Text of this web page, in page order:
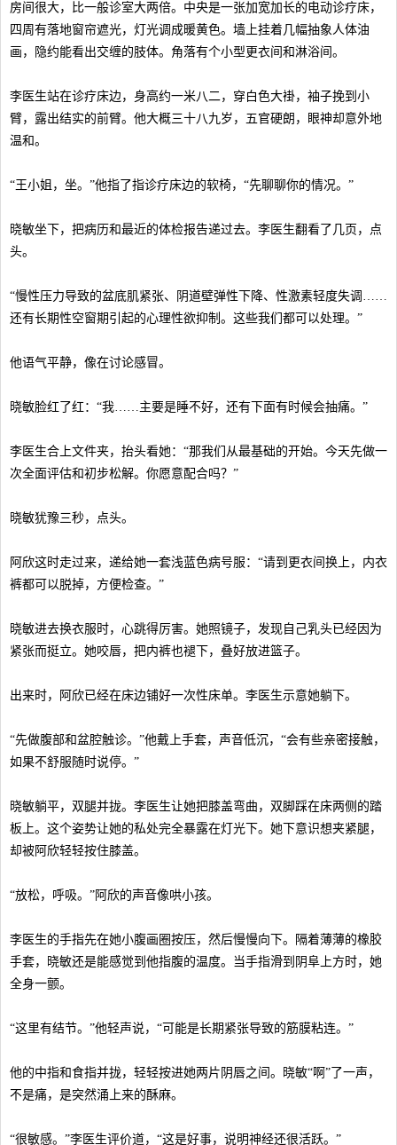
房间很大，比一般诊室大两倍。中央是一张加宽加长的电动诊疗床，
四周有落地窗帘遮光，灯光调成暖黄色。墙上挂着几幅抽象人体油
画，隐约能看出交缠的肢体。角落有个小型更衣间和淋浴间。
李医生站在诊疗床边，身高约一米八二，穿白色大褂，袖子挽到小
臂，露出结实的前臂。他大概三十八九岁，五官硬朗，眼神却意外地
温和。
“王小姐，坐。”他指了指诊疗床边的软椅，“先聊聊你的情况。”
晓敏坐下，把病历和最近的体检报告递过去。李医生翻看了几页，点
头。
“慢性压力导致的盆底肌紧张、阴道壁弹性下降、性激素轻度失调……
还有长期性空窗期引起的心理性欲抑制。这些我们都可以处理。”
他语气平静，像在讨论感冒。
晓敏脸红了红：“我……主要是睡不好，还有下面有时候会抽痛。”
李医生合上文件夹，抬头看她：“那我们从最基础的开始。今天先做一
次全面评估和初步松解。你愿意配合吗？”
晓敏犹豫三秒，点头。
阿欣这时走过来，递给她一套浅蓝色病号服：“请到更衣间换上，内衣
裤都可以脱掉，方便检查。”
晓敏进去换衣服时，心跳得厉害。她照镜子，发现自己乳头已经因为
紧张而挺立。她咬唇，把内裤也褪下，叠好放进篮子。
出来时，阿欣已经在床边铺好一次性床单。李医生示意她躺下。
“先做腹部和盆腔触诊。”他戴上手套，声音低沉，“会有些亲密接触，
如果不舒服随时说停。”
晓敏躺平，双腿并拢。李医生让她把膝盖弯曲，双脚踩在床两侧的踏
板上。这个姿势让她的私处完全暴露在灯光下。她下意识想夹紧腿，
却被阿欣轻轻按住膝盖。
“放松，呼吸。”阿欣的声音像哄小孩。
李医生的手指先在她小腹画圈按压，然后慢慢向下。隔着薄薄的橡胶
手套，晓敏还是能感觉到他指腹的温度。当手指滑到阴阜上方时，她
全身一颤。
“这里有结节。”他轻声说，“可能是长期紧张导致的筋膜粘连。”
他的中指和食指并拢，轻轻按进她两片阴唇之间。晓敏“啊”了一声，
不是痛，是突然涌上来的酥麻。
“很敏感。”李医生评价道，“这是好事，说明神经还很活跃。”